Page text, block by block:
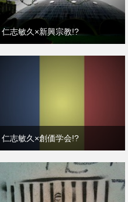
仁志敏久×新興宗教!?
仁志敏久×創価学会!?